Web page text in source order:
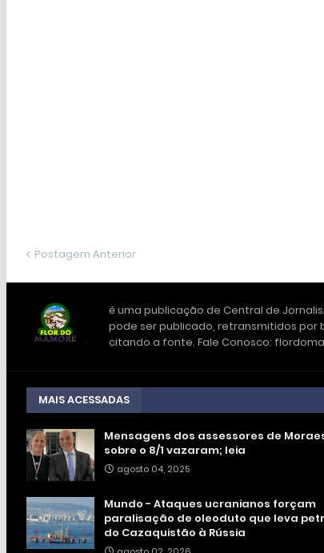
Postagem Anterior
é uma publicação de Central de
pode ser publicado, retransmitidos
citando a fonte. Fale Conosco:
MAIS ACESSADAS
Mensagens dos assessores de
sobre o 8/1 vazaram; leia
agosto 04, 2025
Mundo - Ataques ucranianos forçam
paralisação de oleoduto que leva
do Cazaquistão à Rússia